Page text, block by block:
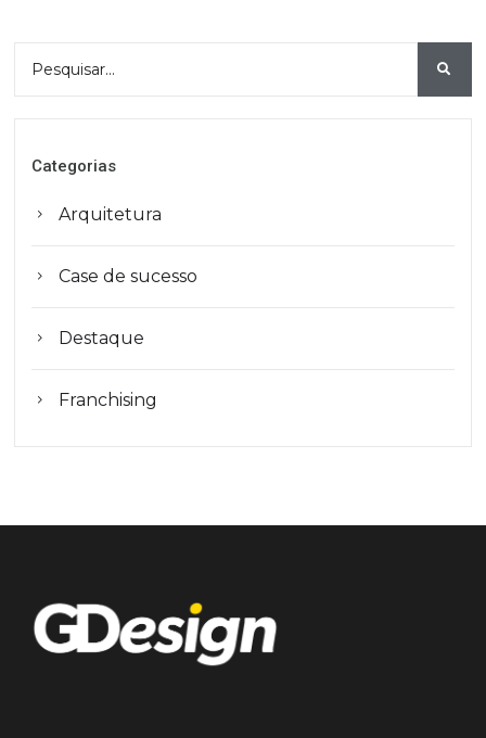
Categorias
Arquitetura
Case de sucesso
Destaque
Franchising